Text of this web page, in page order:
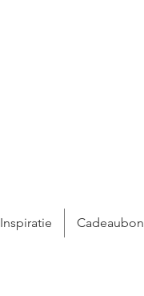
Inspiratie Cadeaubon